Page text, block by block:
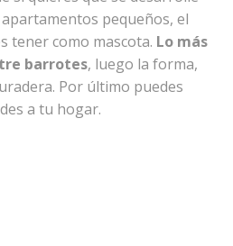
pequeños, el
tener como mascota. Lo más
barrotes, luego la forma,
Por último puedes
a tu hogar.